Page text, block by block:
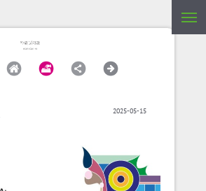
2025-05-15